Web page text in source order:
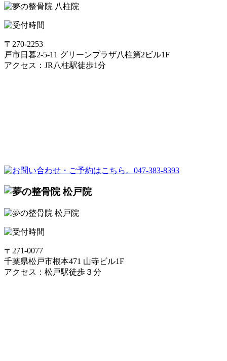
〒270-2253
戸市日暮2-5-11 グリーンプラザ八柱第2ビル1F
アクセス：JR八柱駅徒歩1分
〒271-0077
千葉県松戸市根本471 山寺ビル1F
アクセス：松戸駅徒歩３分